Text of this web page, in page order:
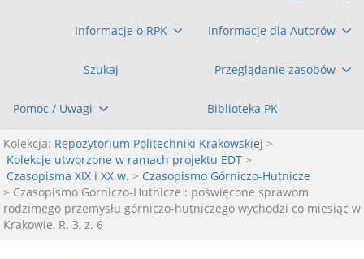
Informacje o RPK Informacje dla Autorów
Szukaj Przeglądanie zasobów
Pomoc / Uwagi Biblioteka PK
Kolekcja: Repozytorium Politechniki Krakowskiej >
Kolekcje utworzone w ramach projektu EDT >
Czasopisma XIX i XX w. > Czasopismo Górniczo-Hutnicze
> Czasopismo Górniczo-Hutnicze : poświęcone sprawom
rodzimego przemysłu górniczo-hutniczego wychodzi co miesiąc w
Krakowie, R. 3, z. 6